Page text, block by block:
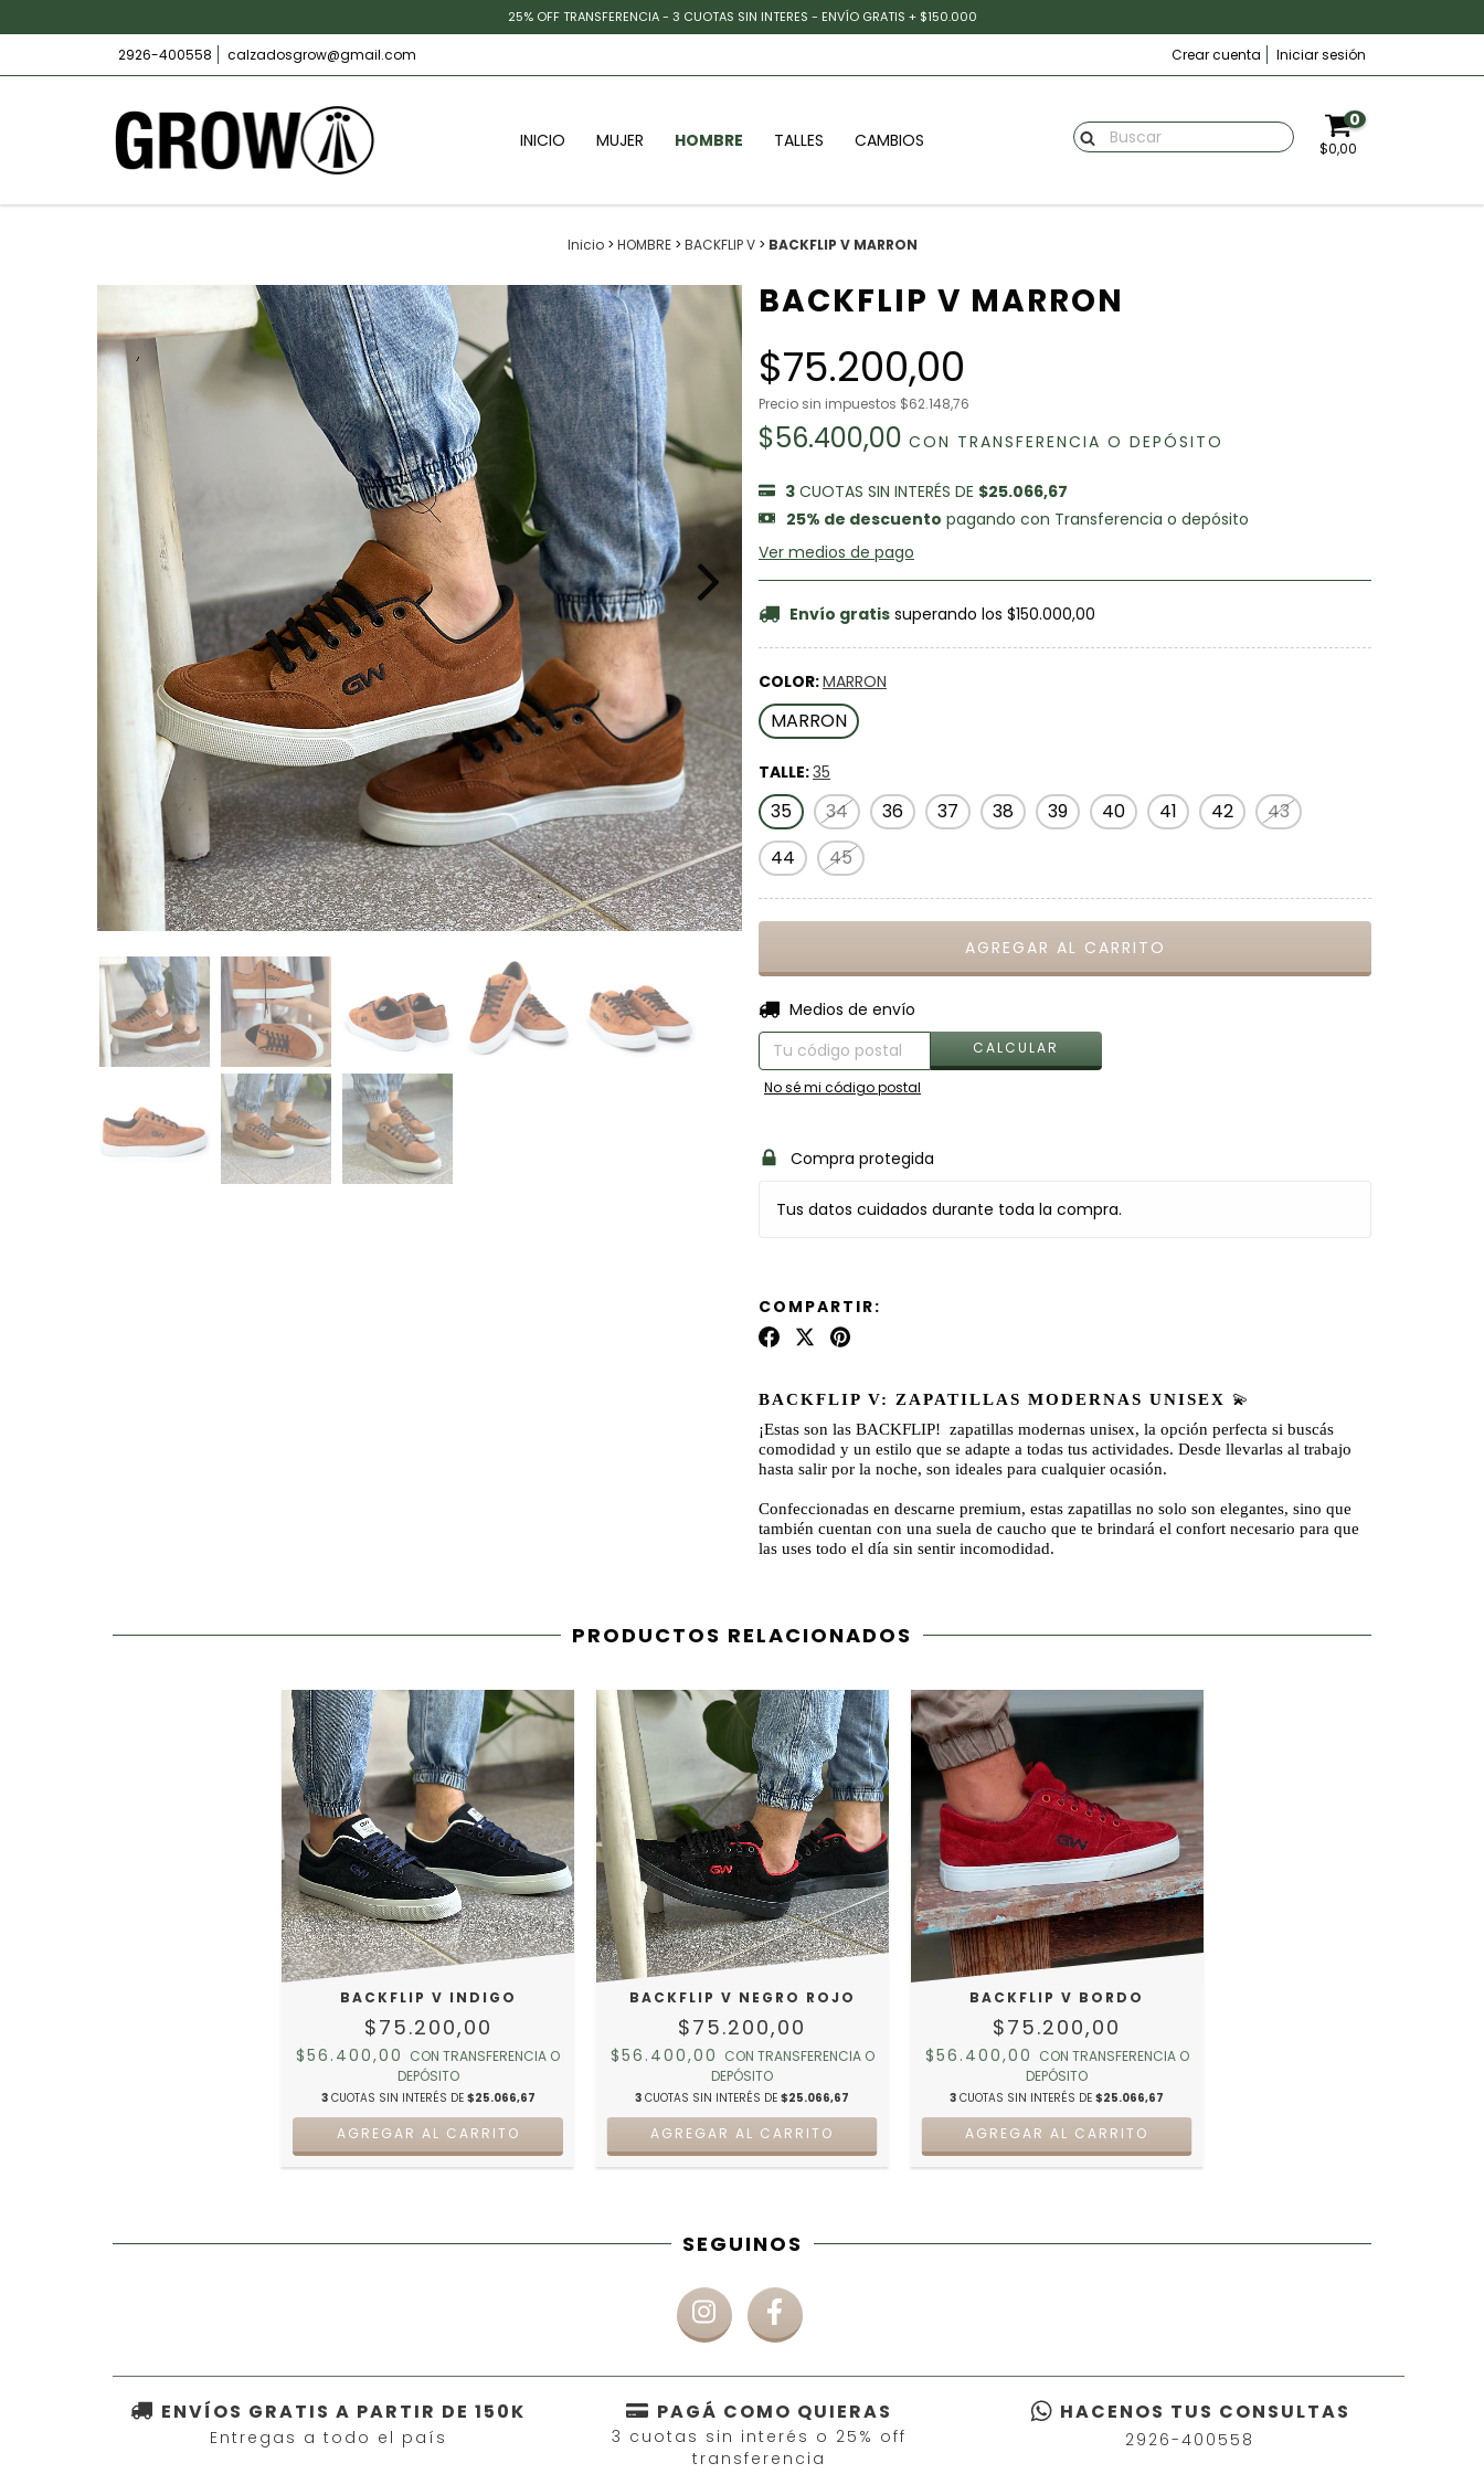
25% OFF TRANSFERENCIA - 3 CUOTAS SIN INTERES - ENVÍO GRATIS + $150.000
2926-400558 calzadosgrow@gmail.com Crear cuenta Iniciar sesión
INICIO MUJER HOMBRE TALLES CAMBIOS
0
$0,00
Inicio > HOMBRE > BACKFLIP V > BACKFLIP V MARRON
BACKFLIP V MARRON
$75.200,00
Precio sin impuestos $62.148,76
$56.400,00 CON TRANSFERENCIA O DEPÓSITO
3 CUOTAS SIN INTERÉS DE $25.066,67
25% de descuento pagando con Transferencia o depósito
Ver medios de pago
Envío gratis superando los $150.000,00
COLOR:MARRON
MARRON
TALLE:35
35 34 36 37 38 39 40 41 42
43
44
45
Entregas para el CP:
Medios de envío
CALCULAR
No sé mi código postal
Compra protegida
Tus datos cuidados durante toda la compra.
COMPARTIR:
BACKFLIP V: ZAPATILLAS MODERNAS UNISEX 💫
¡Estas son las BACKFLIP! zapatillas modernas unisex, la opción perfecta si buscás
comodidad y un estilo que se adapte a todas tus actividades. Desde llevarlas al trabajo
hasta salir por la noche, son ideales para cualquier ocasión.
Confeccionadas en descarne premium, estas zapatillas no solo son elegantes, sino que
también cuentan con una suela de caucho que te brindará el confort necesario para que
las uses todo el día sin sentir incomodidad.
PRODUCTOS RELACIONADOS
BACKFLIP V INDIGO
$75.200,00
$56.400,00 CON TRANSFERENCIA O
DEPÓSITO
3 CUOTAS SIN INTERÉS DE $25.066,67
AGREGAR AL CARRITO
BACKFLIP V NEGRO ROJO
$75.200,00
$56.400,00 CON TRANSFERENCIA O
DEPÓSITO
3 CUOTAS SIN INTERÉS DE $25.066,67
AGREGAR AL CARRITO
BACKFLIP V BORDO
$75.200,00
$56.400,00 CON TRANSFERENCIA O
DEPÓSITO
3 CUOTAS SIN INTERÉS DE $25.066,67
AGREGAR AL CARRITO
SEGUINOS
ENVÍOS GRATIS A PARTIR DE 150K
Entregas a todo el país
PAGÁ COMO QUIERAS
3 cuotas sin interés o 25% off
transferencia
HACENOS TUS CONSULTAS
2926-400558